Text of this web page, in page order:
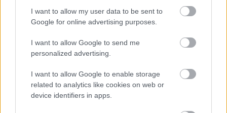
I want to allow my user data to be sent to
Google for online advertising purposes.
I want to allow Google to send me
personalized advertising.
I want to allow Google to enable storage
related to analytics like cookies on web or
device identifiers in apps.
«Πράσινο φως» για την οριστική θωράκιση του
Οδοντωτού: Η Περιφέρεια Δυτικής Ελλάδας
επαναλειτουργίας του ιστορικού σιδηρόδρομου
Πειραματικό εμβόλιο κατά του Έμπολα μπαίνει
σε κλινική δοκιμή – Πρώτοι εθελοντές έλαβαν
δόση στον Καναδά
Χανιά: 64χρονος πέθανε σε πισίνα ξενοδοχείου –